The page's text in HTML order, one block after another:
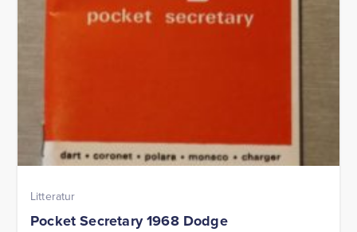
Litteratur
Pocket Secretary 1968 Dodge